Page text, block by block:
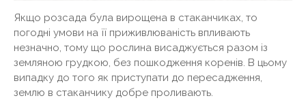
Якщо розсада була вирощена в стаканчиках, то
погодні умови на її приживлюваність впливають
незначно, тому що рослина висаджується разом із
земляною грудкою, без пошкодження коренів. В цьому
випадку до того як приступати до пересадження,
землю в стаканчику добре проливають.